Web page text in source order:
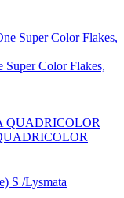
Super Color Flakes,